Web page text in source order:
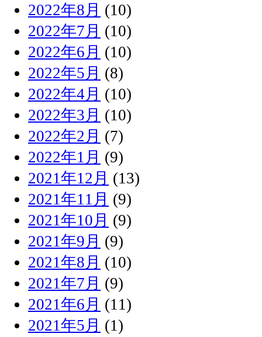
2022年8月 (10)
2022年7月 (10)
2022年6月 (10)
2022年5月 (8)
2022年4月 (10)
2022年3月 (10)
2022年2月 (7)
2022年1月 (9)
2021年12月 (13)
2021年11月 (9)
2021年10月 (9)
2021年9月 (9)
2021年8月 (10)
2021年7月 (9)
2021年6月 (11)
2021年5月 (1)